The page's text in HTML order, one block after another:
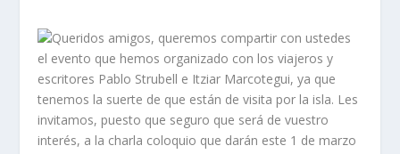
Queridos amigos, queremos compartir con ustedes
el evento que hemos organizado con los viajeros y
escritores Pablo Strubell e Itziar Marcotegui, ya que
tenemos la suerte de que están de visita por la isla. Les
invitamos, puesto que seguro que será de vuestro
interés, a la charla coloquio que darán este 1 de marzo